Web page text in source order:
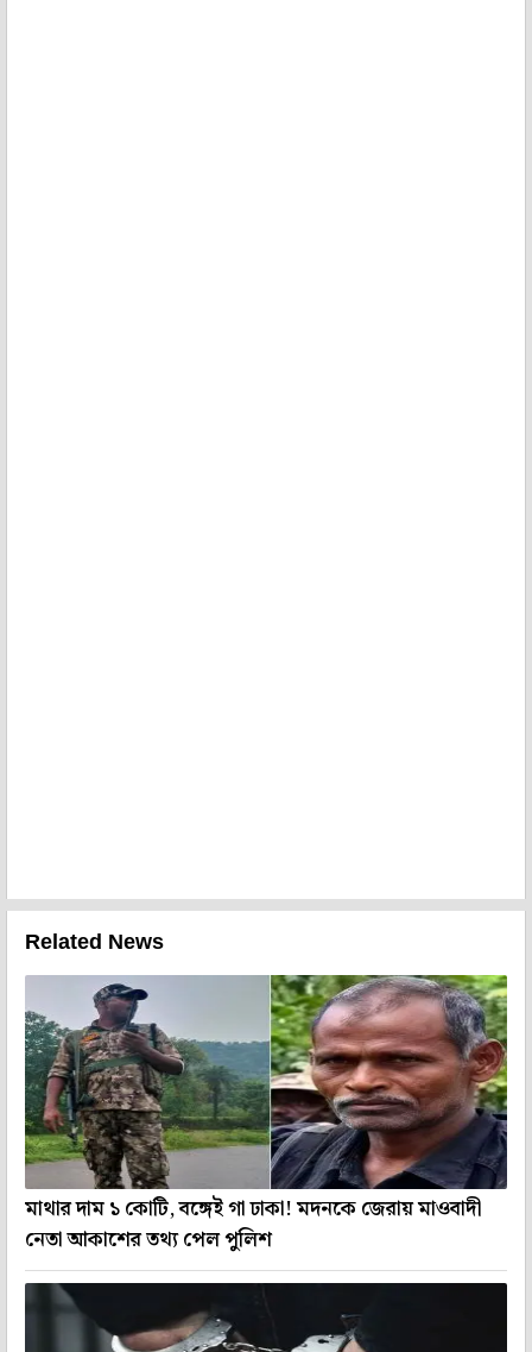
Related News
মাথার দাম ১ কোটি, বঙ্গেই গা ঢাকা! মদনকে জেরায় মাওবাদী
নেতা আকাশের তথ্য পেল পুলিশ